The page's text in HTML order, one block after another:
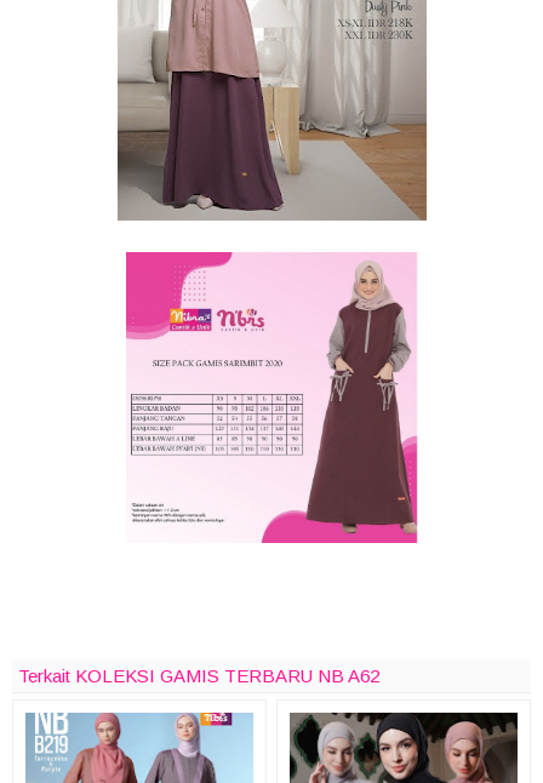
Terkait KOLEKSI GAMIS TERBARU NB A62